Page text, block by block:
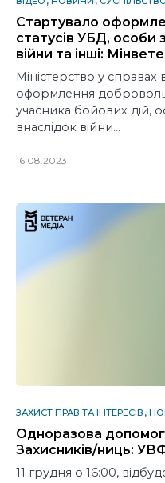
Стартувало
статусів УБД, особи
війни та інші:
Міністерство у
оформлення
учасника бойових дій,
внаслідок війни…
16.08.2023
ЗАХИСТ ПРАВ ТА ІНТЕРЕСІВ
Одноразова
Захисників/ниць:
11 грудня о 16:00,